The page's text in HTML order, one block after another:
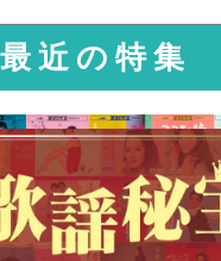
最近の特集